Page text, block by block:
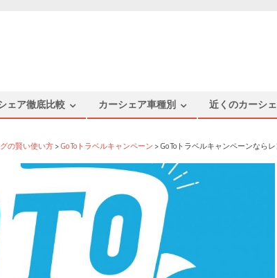
ェア徹底比較 カーシェア車種別 近くのカーシ
の賢い使い方>Go Toトラベルキャンペーン >Go Toトラベルキャンペーンなら